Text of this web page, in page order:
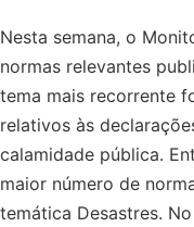
Nesta semana, o
normas relevantes
tema mais recorrente
relativos às
calamidade pública.
maior número de
temática Desastres.